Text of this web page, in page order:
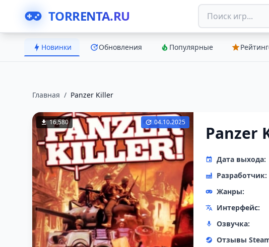
TORRENTA.RU
Новинки Обновления Популярные
Главная / Panzer Killer
16,580 04.10.2025
Panzer
Дата выхода:
Разработчик:
Жанры:
Интерфейс:
Озвучка:
Отзывы